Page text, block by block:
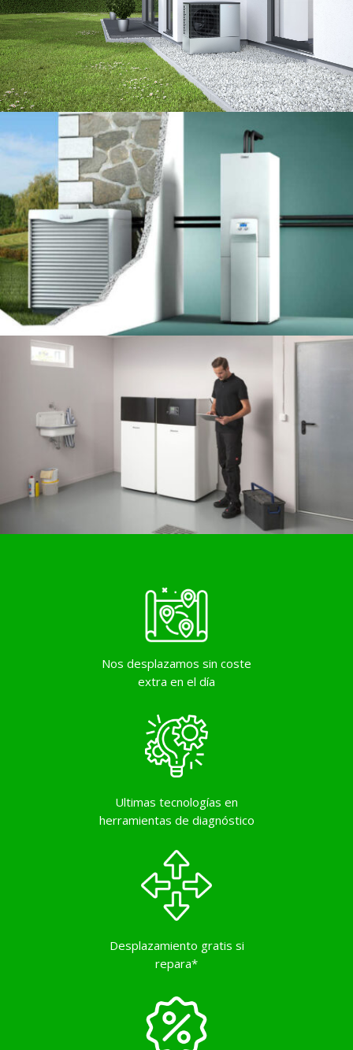
Nos desplazamos sin coste
extra en el día
Ultimas tecnologías en
herramientas de diagnóstico
Desplazamiento gratis si
repara*